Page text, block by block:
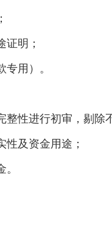
证明；
专用）。
整性进行初审，剔除
性及资金用途；